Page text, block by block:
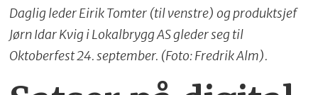
Daglig leder Eirik Tomter (til venstre) og produktsjef
Jørn Idar Kvig i Lokalbrygg AS gleder seg til
Oktoberfest 24. september. (Foto: Fredrik Alm).